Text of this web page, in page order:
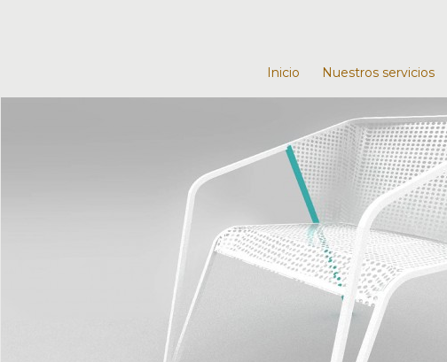
Inicio Nuestros servicios